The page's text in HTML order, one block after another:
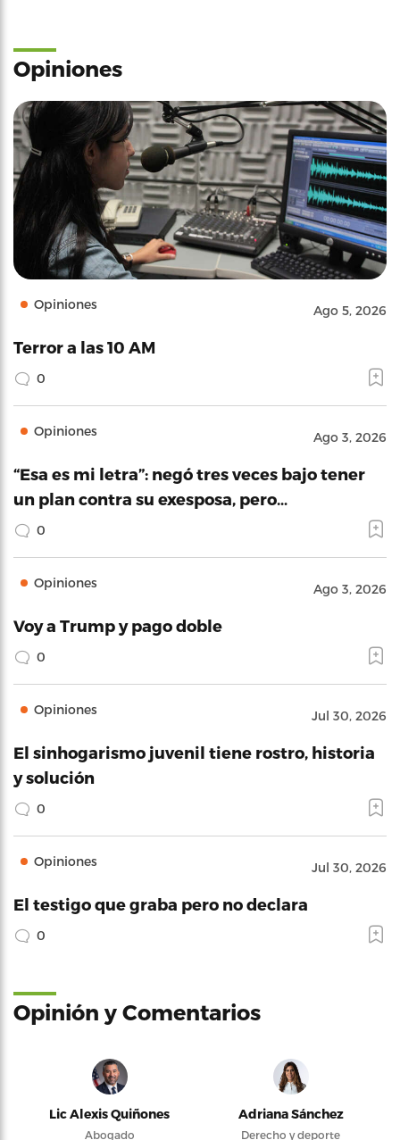
Opiniones
Opiniones Ago 5, 2026
Terror a las 10 AM
0
Opiniones Ago 3, 2026
“Esa es mi letra”: negó tres veces bajo tener
un plan contra su exesposa, pero…
0
Opiniones Ago 3, 2026
Voy a Trump y pago doble
0
Opiniones Jul 30, 2026
El sinhogarismo juvenil tiene rostro, historia
y solución
0
Opiniones Jul 30, 2026
El testigo que graba pero no declara
0
Opinión y Comentarios
Lic Alexis Quiñones
Abogado
Adriana Sánchez
Derecho y deporte